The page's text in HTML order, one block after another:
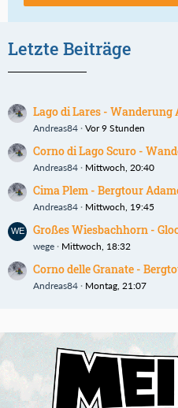
Letzte Beiträge
Lago di Lares - Wanderung
Andreas84 Vor 9 Stunden
Corno di Lago Scuro -
Andreas84 Mittwoch, 20:40
Cima Plem - Bergtour
Andreas84 Mittwoch, 19:45
Großes Wiesbachhorn -
wege Mittwoch, 18:32
Corno delle Granate -
Andreas84 Montag, 21:07